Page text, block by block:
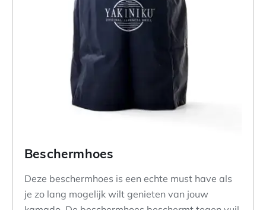
Beschermhoes
Deze beschermhoes is een echte must have als
je zo lang mogelijk wilt genieten van jouw